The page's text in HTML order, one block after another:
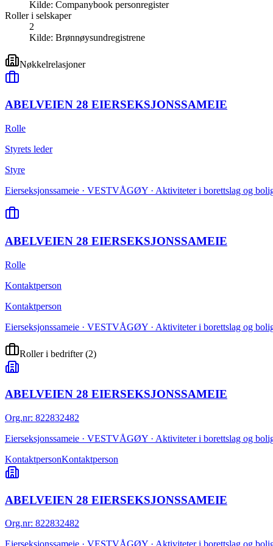
Kilde: Companybook personregister
Roller i selskaper
2
Kilde: Brønnøysundregistrene
Nøkkelrelasjoner
ABELVEIEN 28 EIERSEKSJONSSAMEIE
Rolle
Styrets leder
Styre
Eierseksjonssameie · VESTVÅGØY · Aktiviteter i borettslag og
ABELVEIEN 28 EIERSEKSJONSSAMEIE
Rolle
Kontaktperson
Kontaktperson
Eierseksjonssameie · VESTVÅGØY · Aktiviteter i borettslag og
Roller i bedrifter(2)
ABELVEIEN 28 EIERSEKSJONSSAMEIE
Org.nr: 822832482
Eierseksjonssameie · VESTVÅGØY · Aktiviteter i borettslag og
KontaktpersonKontaktperson
ABELVEIEN 28 EIERSEKSJONSSAMEIE
Org.nr: 822832482